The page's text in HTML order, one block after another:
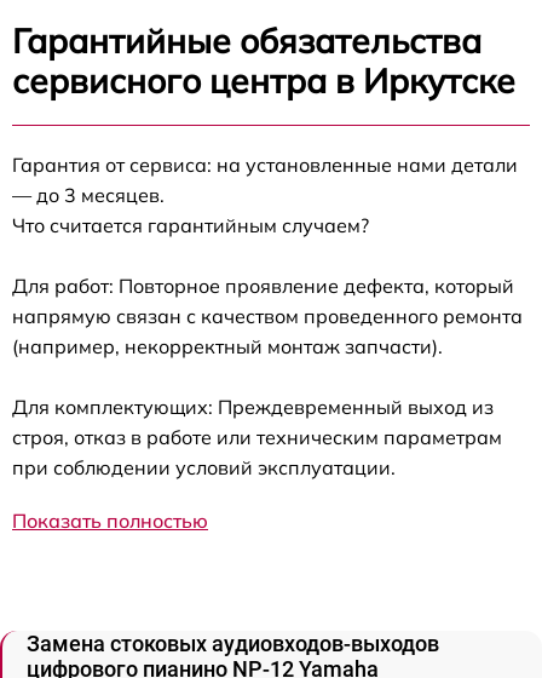
Гарантийные обязательства
сервисного центра в Иркутске
Гарантия от сервиса: на установленные нами детали
— до 3 месяцев.
Что считается гарантийным случаем?
Для работ: Повторное проявление дефекта, который
напрямую связан с качеством проведенного ремонта
(например, некорректный монтаж запчасти).
Для комплектующих: Преждевременный выход из
строя, отказ в работе или техническим параметрам
при соблюдении условий эксплуатации.
Показать полностью
Замена стоковых аудиовходов-выходов
цифрового пианино NP-12 Yamaha